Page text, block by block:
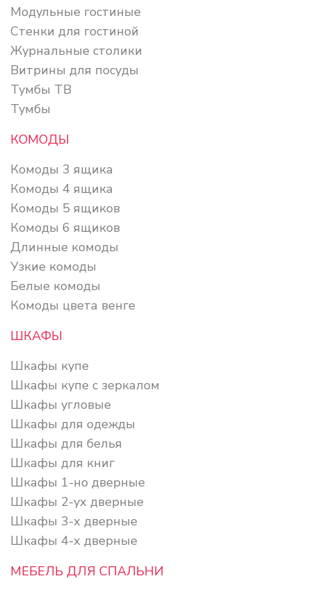
Модульные гостиные
Стенки для гостиной
Журнальные столики
Витрины для посуды
Тумбы ТВ
Тумбы
КОМОДЫ
Комоды 3 ящика
Комоды 4 ящика
Комоды 5 ящиков
Комоды 6 ящиков
Длинные комоды
Узкие комоды
Белые комоды
Комоды цвета венге
ШКАФЫ
Шкафы купе
Шкафы купе с зеркалом
Шкафы угловые
Шкафы для одежды
Шкафы для белья
Шкафы для книг
Шкафы 1-но дверные
Шкафы 2-ух дверные
Шкафы 3-х дверные
Шкафы 4-х дверные
МЕБЕЛЬ ДЛЯ СПАЛЬНИ